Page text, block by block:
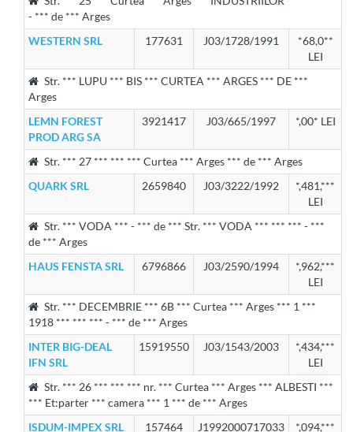
- *** de *** Arges
WESTERN SRL
177631 J03/1728/1991
*68,0**
LEI
Str. *** LUPU *** BIS *** CURTEA *** ARGES *** DE ***
Arges
LEMN FOREST
PROD ARG SA
3921417 J03/665/1997 *,00* LEI
Str. *** 27 *** *** *** Curtea *** Arges *** de *** Arges
QUARK SRL
2659840 J03/3222/1992
*,481,***
LEI
Str. *** VODA *** - *** de *** Str. *** VODA *** *** *** - ***
de *** Arges
HAUS FENSTA SRL
6796866 J03/2590/1994
*,962,***
LEI
Str. *** DECEMBRIE *** 6B *** Curtea *** Arges *** 1 ***
1918 *** *** *** - *** de *** Arges
INTER BIG-DEAL
IFN SRL
15919550 J03/1543/2003
*,434,***
LEI
Str. *** 26 *** *** *** nr. *** Curtea *** Arges *** ALBESTI ***
*** Et:parter *** camera *** 1 *** de *** Arges
ISDUM-IMPEX SRL
157464 J1992000717033
*,094,***